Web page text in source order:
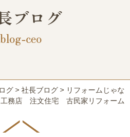
ブログ
blog-ceo
グ> 社長ブログ> リフォームじゃな
務店 注文住宅 古民家リフォーム